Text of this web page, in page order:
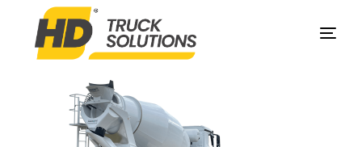
Produkte
Unternehmen